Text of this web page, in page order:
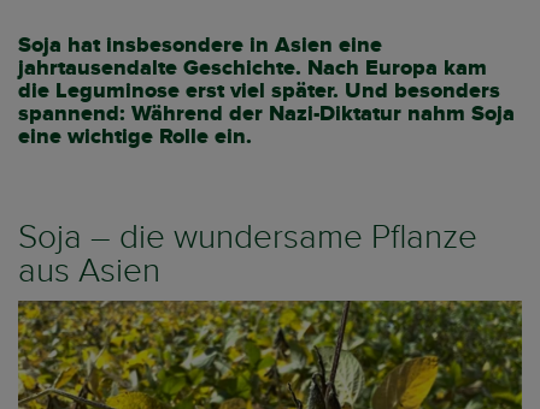
Soja hat insbesondere in Asien eine
jahrtausendalte Geschichte. Nach Europa kam
die Leguminose erst viel später. Und besonders
spannend: Während der Nazi-Diktatur nahm Soja
eine wichtige Rolle ein.
Soja – die wundersame Pflanze
aus Asien